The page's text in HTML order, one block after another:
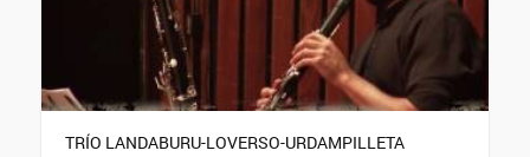
TRÍO LANDABURU-LOVERSO-URDAMPILLETA